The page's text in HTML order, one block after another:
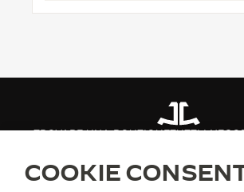
THE STELLAR ODYSSEY
THE PRECISION PIONEER
TROVARE UNA BOUTIQUETUTTI I
COOKIE